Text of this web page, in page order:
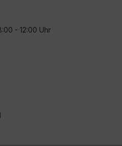
- 12:00 Uhr